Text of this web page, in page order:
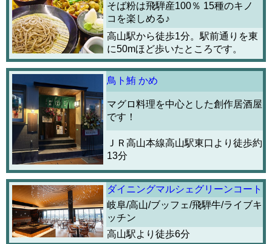
そば粉は飛騨産100％ 15種のキノ
コを楽しめる♪
高山駅から徒歩1分。駅前通りを東
に50mほど歩いたところです。
鳥ト鮪 かめ
マグロ料理を中心とした創作居酒屋
です！
ＪＲ高山本線高山駅東口より徒歩約
13分
ダイニングマルシェグリーンコート
岐阜/高山/ブッフェ/飛騨牛/ライブキ
ッチン
高山駅より徒歩6分